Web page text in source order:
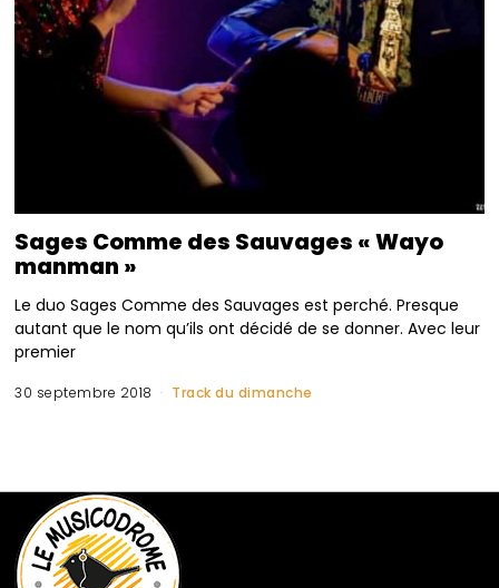
Sages Comme des Sauvages « Wayo
manman »
Le duo Sages Comme des Sauvages est perché. Presque
autant que le nom qu’ils ont décidé de se donner. Avec leur
premier
30 septembre 2018 Track du dimanche